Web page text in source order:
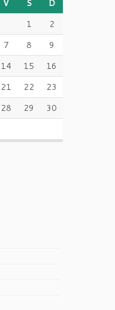
V S
D
1
2
7 8
9
14 15
16
21 22
23
28 29
30